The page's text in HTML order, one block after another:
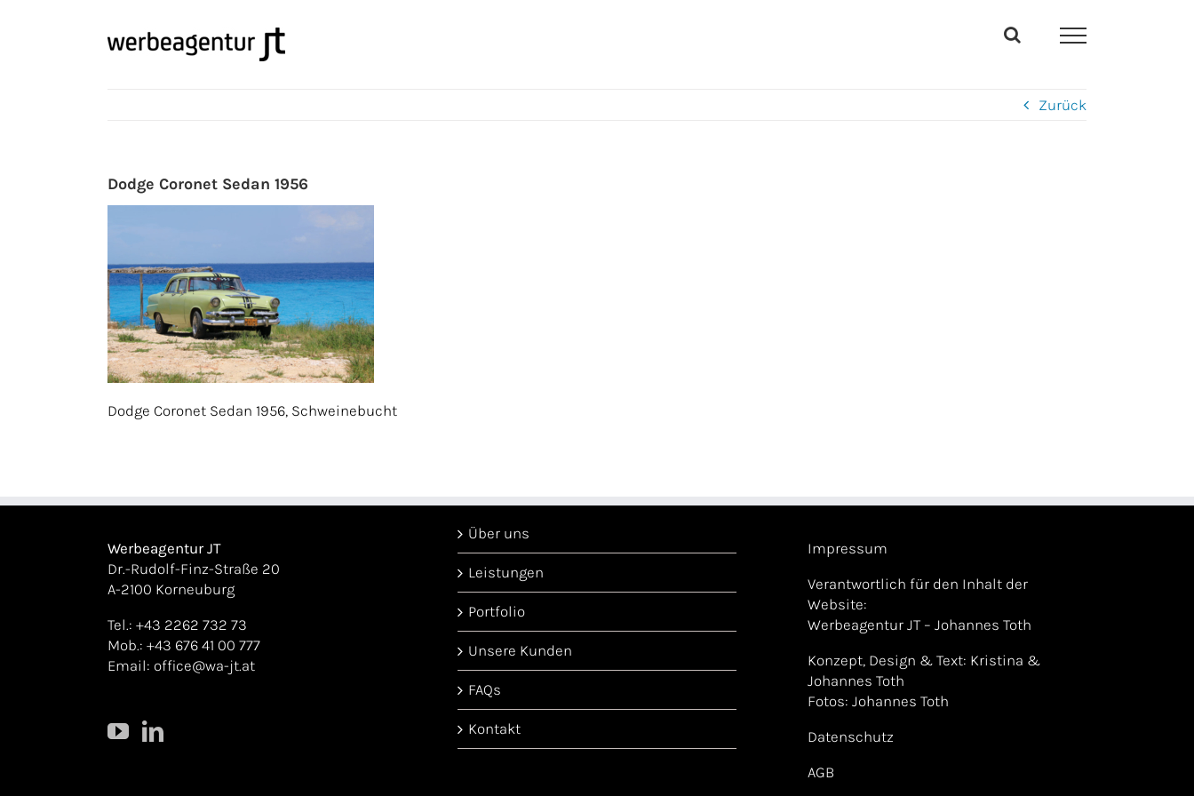
Zurück
Dodge Coronet Sedan 1956
Dodge Coronet Sedan 1956, Schweinebucht
Werbeagentur JT
Dr.-Rudolf-Finz-Straße 20
A-2100 Korneuburg
Tel.: +43 2262 732 73
Mob.: +43 676 41 00 777
Email: office@wa-jt.at
Über uns
Leistungen
Portfolio
Unsere Kunden
FAQs
Kontakt
Impressum
Verantwortlich für den Inhalt der
Website:
Werbeagentur JT – Johannes Toth
Konzept, Design & Text: Kristina &
Johannes Toth
Fotos: Johannes Toth
Datenschutz
AGB